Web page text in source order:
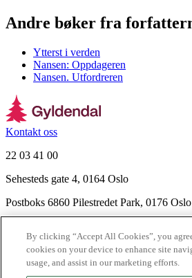
Andre bøker fra
Ytterst i verden
Nansen: Oppdageren
Nansen. Utfordreren
Kontakt oss
22 03 41 00
Sehesteds gate 4, 0164 Oslo
Postboks 6860 Pilestredet Park, 0176 Oslo
Nyhetsbrev
Ledige stillinger
Send inn manus
By clicking “Accept All Cookies”, you
cookies on your device to enhance site
usage, and assist in our marketing efforts.